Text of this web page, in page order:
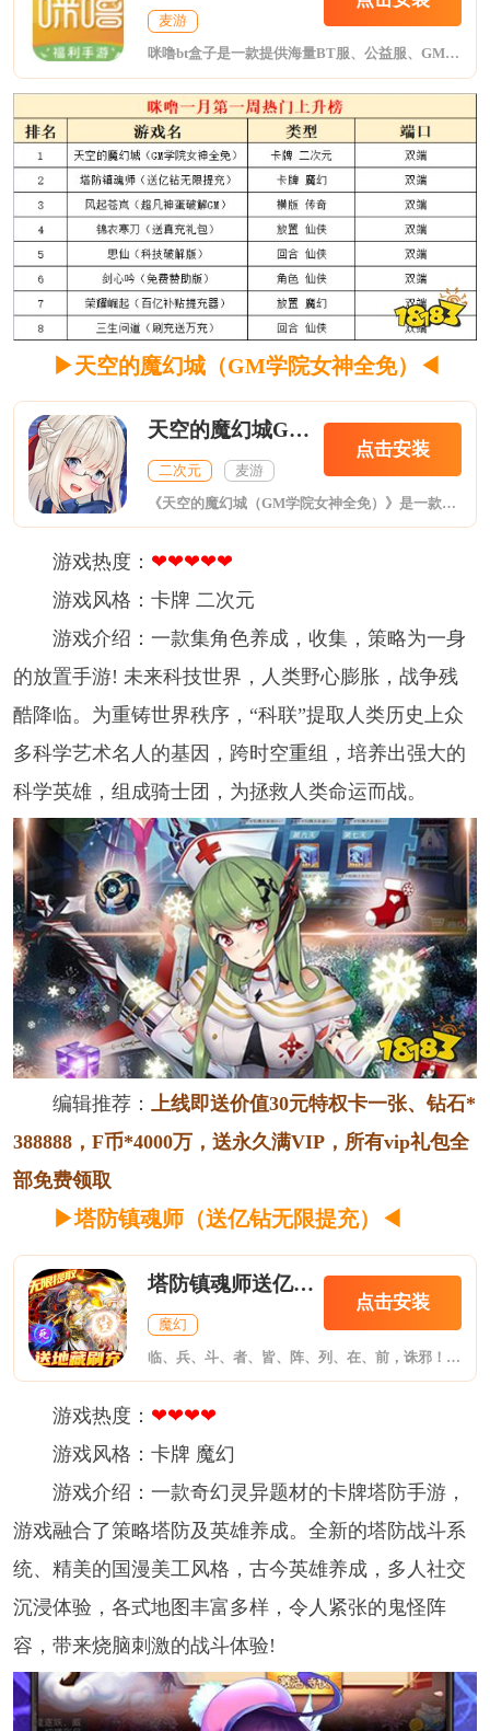
麦游
咪噜bt盒子是一款提供海量BT服、公益服、GM版手游折扣、礼包等福利的手游盒子!折扣手游，任意金额3折起!24小时即充即返，自动打折，终生折扣!
▶天空的魔幻城（GM学院女神全免） ◀
天空的魔幻城GM学院女神全免
二次元 麦游
点击安装
《天空的魔幻城（GM学院女神全免）》是一款集角色养成，收集，策略为一身的放置手游！ 未来科技世界，人类野心膨胀，战争残酷降临。为重铸世界秩序，“科联”提取人类历史上众多科学艺术名人的基因，跨时空重组，培养出强大的科学英雄，组成骑士团，为拯救人类命运而战。你将指挥“物理”“化学”“生物”“工程”“人文”“艺术”六大学院的英雄们，在混乱的科技世界开启冒险之旅，一起探索，一起成长，拨开重重迷雾，消灭幕后BOSS。血与火的争斗，爱与羁绊的交织，前所未有的人类科学技能大对抗，就此拉开序幕。
游戏热度： ❤❤❤❤❤
游戏风格：卡牌 二次元
游戏介绍：一款集角色养成，收集，策略为一身
的放置手游! 未来科技世界，人类野心膨胀，战争残
酷降临。为重铸世界秩序，“科联”提取人类历史上众
多科学艺术名人的基因，跨时空重组，培养出强大的
科学英雄，组成骑士团，为拯救人类命运而战。
编辑推荐： 上线即送价值30元特权卡一张、钻石*
388888，F币*4000万，送永久满VIP，所有vip礼包全
部免费领取
▶塔防镇魂师（送亿钻无限提充） ◀
塔防镇魂师送亿钻无限提充
魔幻
点击安装
临、兵、斗、者、皆、阵、列、在、前，诛邪！欢迎来到《塔防镇魂师（送亿钻无限提充）》一款奇幻灵异题材的卡牌塔防手游，游戏融合了策略塔防及英雄养成。全新的塔防战斗系统、精美的国漫美工风格，古今英雄养成，多人社交沉浸体验，各式地图丰富多样，令人紧张的鬼怪阵容，带来烧脑刺激的战斗体验！
游戏热度： ❤❤❤❤
游戏风格：卡牌 魔幻
游戏介绍： 一款奇幻灵异题材的卡牌塔防手游，
游戏融合了策略塔防及英雄养成。全新的塔防战斗系
统、精美的国漫美工风格，古今英雄养成，多人社交
沉浸体验，各式地图丰富多样，令人紧张的鬼怪阵
容，带来烧脑刺激的战斗体验!